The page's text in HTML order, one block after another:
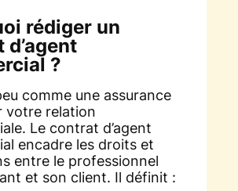
rédiger un
?
comme une assurance
votre relation
Le contrat d’agent
encadre les droits et
entre le professionnel
et son client. Il définit :